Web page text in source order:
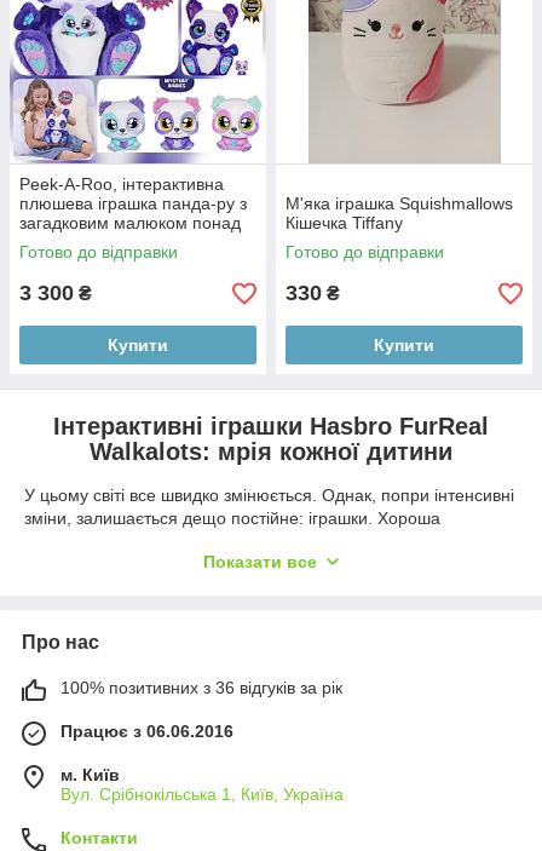
Peek-A-Roo, інтерактивна
плюшева іграшка панда-ру з
загадковим малюком понад
150 звуків і дій Panda-Roo
Готово до відправки
3 300 ₴
Купити
М'яка іграшка Squishmallows
Кішечка Tiffany
Готово до відправки
330 ₴
Купити
Інтерактивні іграшки Hasbro FurReal
Walkalots: мрія кожної дитини
У цьому світі все швидко змінюється. Однак, попри інтенсивні
зміни, залишається дещо постійне: іграшки. Хороша
стають все більш вимогливими. Втім, як і їхні батьки: їм наразі
враховувати всі запити клієнтів.
Іграшки від Hasbro FurReal Walkalots – унікальний витвір
мистецтва. Вони настільки реалістичні, що вам здається, що
ваш інтерактивний папуга ось-ось і злетить у повітря. Не
дивно, що діти у захваті від цих іграшок! У нас ви зможете
знайти великий вибір іграшок із цієї серії:
Показати все
Про нас
100% позитивних з 36 відгуків за рік
Працює з 06.06.2016
м. Київ
Вул. Срібнокільська 1, Київ, Україна
Контакти